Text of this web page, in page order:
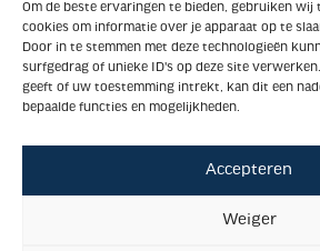
Om de beste ervaringen te bieden, gebruiken wij
cookies om informatie over je apparaat op te
Door in te stemmen met deze technologieën
surfgedrag of unieke ID's op deze site
geeft of uw toestemming intrekt, kan dit een
bepaalde functies en mogelijkheden.
Accepteren
Weiger
Oonksweg 35, 7622 AW, Borne
Hanzestraat 33, 7622 AX, Borne
Algemene voorwaarden
Privacy